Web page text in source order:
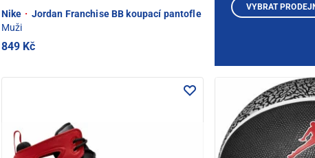
Nike · Jordan Franchise BB koupací pantofle
Muži
849 Kč